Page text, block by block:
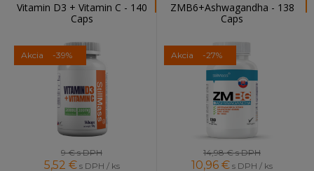
Vitamin D3 + Vitamin C - 140
Caps
Akcia -39%
9 €s DPH
5,52 € s DPH / ks
ZMB6+Ashwagandha - 138
Caps
Akcia -27%
14,98 €s DPH
10,96 € s DPH / ks